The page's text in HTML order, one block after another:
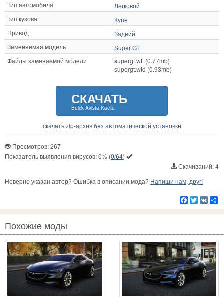
Тип автомобиля
Легковой
Тип кузова
Купе
Привод
Задний
Заменяемая модель
Super GT
Файлы заменяемой модели
supergt.wft (0.77mb)
supergt.wtd (0.93mb)
СКАЧАТЬ
Buick Avista Kaetu
скачать zip-архив без автоматической установки
Просмотров: 267
Показатель выявления вирусов:0% (0/64)
Скачиваний: 4
Неверно указан автор? Ошибка в описании мода? Напиши нам, друг!
Facebook
Twitter
VK
Похожие моды